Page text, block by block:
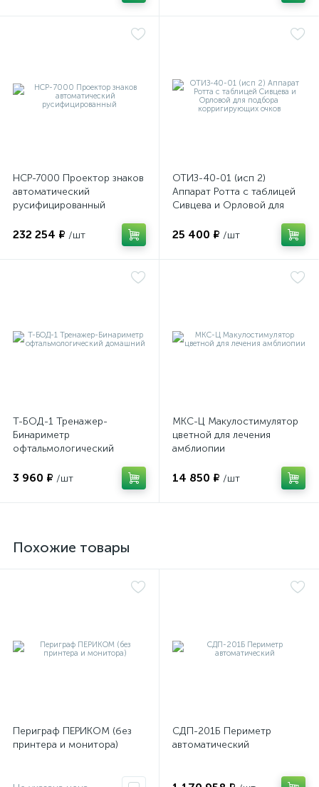
НСР-7000 Проектор знаков
автоматический
русифицированный
232 254 ₽ /шт
ОТИЗ-40-01 (исп 2)
Аппарат Ротта с таблицей
Сивцева и Орловой для
очков
25 400 ₽ /шт
Т-БОД-1 Тренажер-
Бинариметр
офтальмологический
3 960 ₽ /шт
МКС-Ц Макулостимулятор
цветной для лечения
амблиопии
14 850 ₽ /шт
Похожие товары
Периграф ПЕРИКОМ (без
принтера и монитора)
СДП-201Б Периметр
автоматический